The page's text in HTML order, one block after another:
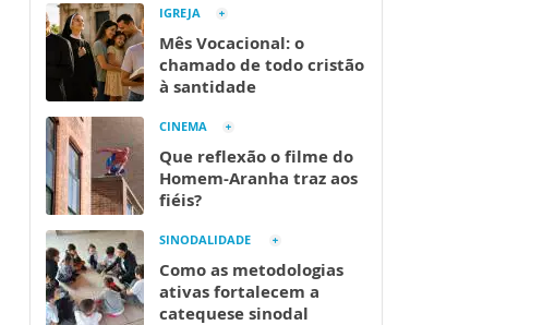
IGREJA
Mês Vocacional: o
chamado de todo cristão
à santidade
CINEMA
Que reflexão o filme do
Homem-Aranha traz aos
fiéis?
SINODALIDADE
Como as metodologias
ativas fortalecem a
catequese sinodal